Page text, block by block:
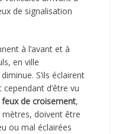
de signalisation
à l’avant et à
en ville
S’ils éclairent
d’être vu
feux de croisement,
doivent être
ou mal éclairées